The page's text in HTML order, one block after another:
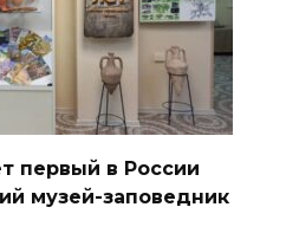
первый в России
музей-заповедник